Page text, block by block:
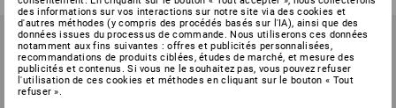
des informations sur vos interactions sur notre site via des cookies et
d'autres méthodes (y compris des procédés basés sur l'IA), ainsi que des
données issues du processus de commande. Nous utiliserons ces données
notamment aux fins suivantes : offres et publicités personnalisées,
recommandations de produits ciblées, études de marché, et mesure des
publicités et contenus. Si vous ne le souhaitez pas, vous pouvez refuser
l'utilisation de ces cookies et méthodes en cliquant sur le bouton « Tout
refuser ».